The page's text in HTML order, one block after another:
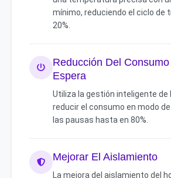
mínimo, reduciendo el ciclo de
20%.
Reducción Del
Espera
Utiliza la gestión inteligente de
reducir el consumo en modo
las pausas hasta en 80%.
Mejorar El Aislamiento
La mejora del aislamiento del